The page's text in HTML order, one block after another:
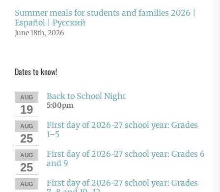
Summer meals for students and families 2026 |
Español | Русский
June 18th, 2026
Dates to know!
AUG
19
Back to School Night
5:00pm
AUG
25
First day of 2026-27 school year: Grades
1–5
AUG
25
First day of 2026-27 school year: Grades 6
and 9
AUG
First day of 2026-27 school year: Grades